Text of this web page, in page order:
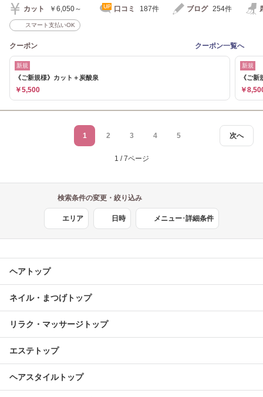
カット ￥6,050～ 口コミ 187件 ブログ 254件
スマート支払いOK
クーポン クーポン一覧へ
新規
《ご新規様》カット＋炭酸泉
￥5,500
新規
《ご
￥
次へ
1 2 3 4 5
1 / 7ページ
検索条件の変更・絞り込み
エリア 日時 メニュー･詳細条件
ヘアトップ
ネイル・まつげトップ
リラク・マッサージトップ
エステトップ
ヘアスタイルトップ